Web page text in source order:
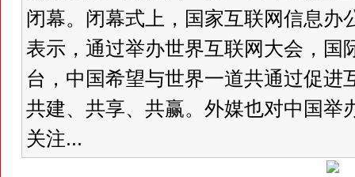
闭幕。闭幕式上，国家互联网信息办
表示，通过举办世界互联网大会，国
台，中国希望与世界一道共通过促进
共建、共享、共赢。外媒也对中国举
关注...